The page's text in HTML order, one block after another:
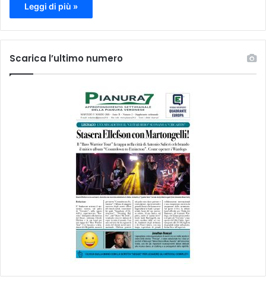
Leggi di più »
Scarica l’ultimo numero